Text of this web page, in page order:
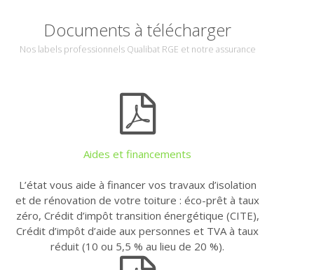
Documents à télécharger
Nos labels professionnels Qualibat RGE et notre assurance
Aides et financements
L’état vous aide à financer vos travaux d’isolation
et de rénovation de votre toiture : éco-prêt à taux
zéro, Crédit d’impôt transition énergétique (CITE),
Crédit d’impôt d’aide aux personnes et TVA à taux
réduit (10 ou 5,5 % au lieu de 20 %).